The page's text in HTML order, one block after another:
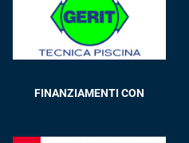
FINANZIAMENTI CON